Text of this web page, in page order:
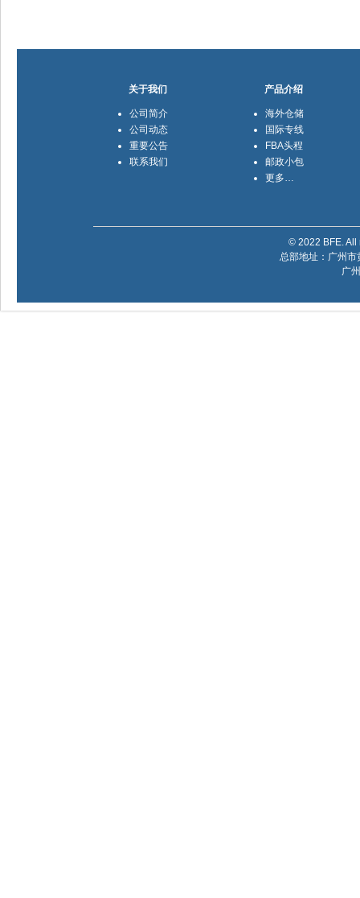
关于我们
公司简介
公司动态
重要公告
联系我们
产品介绍
海外仓储
国际专线
FBA头程
邮政小包
更多…
© 2022 BFE.
总部地址：广州
广